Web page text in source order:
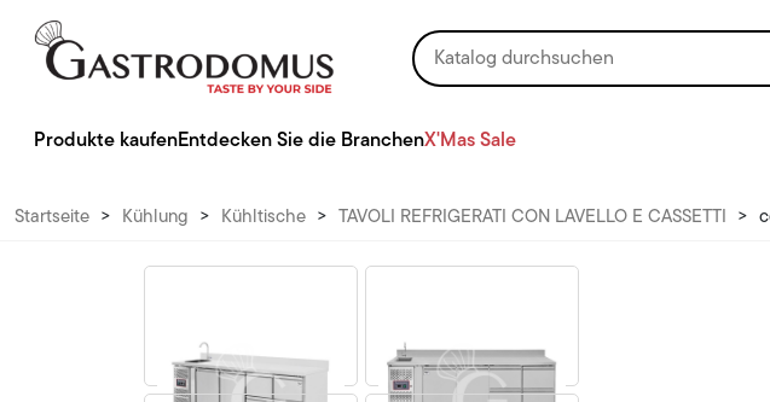
Produkte kaufenEntdecken Sie die BranchenX'Mas Sale
Startseite > Kühlung > Kühltische > TAVOLI REFRIGERATI CON LAVELLO E CASSETTI >